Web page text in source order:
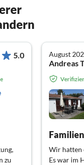
5.0
zu
August
Andreas
Wir hatten
Es war im